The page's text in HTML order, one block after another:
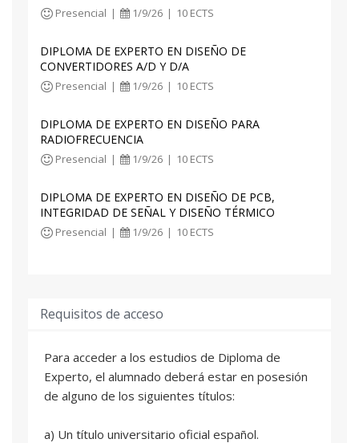
Presencial | 1/9/26 | 10 ECTS
DIPLOMA DE EXPERTO EN DISEÑO DE
CONVERTIDORES A/D Y D/A
Presencial | 1/9/26 | 10 ECTS
DIPLOMA DE EXPERTO EN DISEÑO PARA
RADIOFRECUENCIA
Presencial | 1/9/26 | 10 ECTS
DIPLOMA DE EXPERTO EN DISEÑO DE PCB,
INTEGRIDAD DE SEÑAL Y DISEÑO TÉRMICO
Presencial | 1/9/26 | 10 ECTS
Requisitos de acceso
Para acceder a los estudios de Diploma de
Experto, el alumnado deberá estar en posesión
de alguno de los siguientes títulos:
a) Un título universitario oficial español.